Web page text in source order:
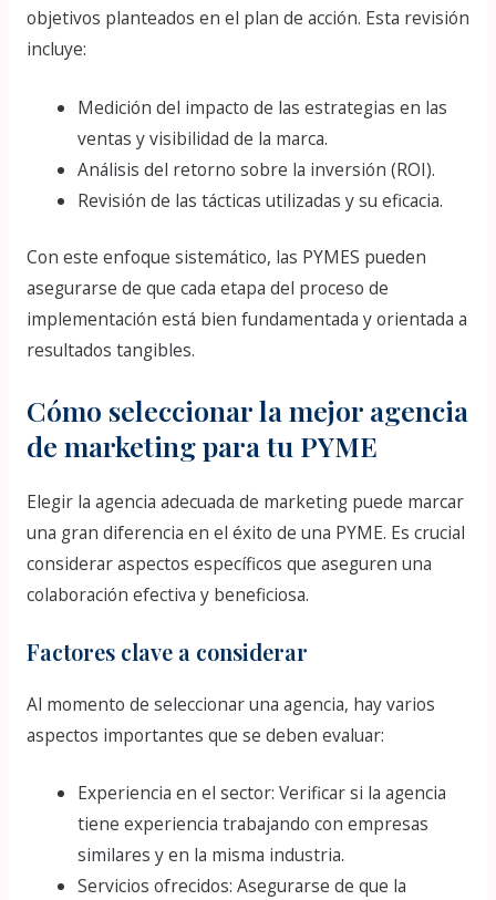
objetivos planteados en el plan de acción. Esta revisión
incluye:
Medición del impacto de las estrategias en las
ventas y visibilidad de la marca.
Análisis del retorno sobre la inversión (ROI).
Revisión de las tácticas utilizadas y su eficacia.
Con este enfoque sistemático, las PYMES pueden
asegurarse de que cada etapa del proceso de
implementación está bien fundamentada y orientada a
resultados tangibles.
Cómo seleccionar la mejor agencia
de marketing para tu PYME
Elegir la agencia adecuada de marketing puede marcar
una gran diferencia en el éxito de una PYME. Es crucial
considerar aspectos específicos que aseguren una
colaboración efectiva y beneficiosa.
Factores clave a considerar
Al momento de seleccionar una agencia, hay varios
aspectos importantes que se deben evaluar:
Experiencia en el sector: Verificar si la agencia
tiene experiencia trabajando con empresas
similares y en la misma industria.
Servicios ofrecidos: Asegurarse de que la